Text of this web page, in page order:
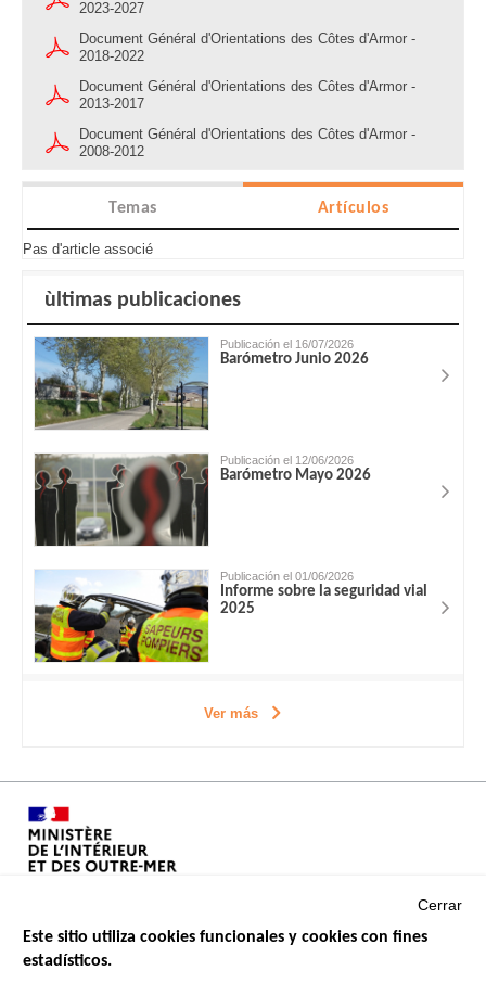
2023-2027
Document Général d'Orientations des Côtes d'Armor -
2018-2022
Document Général d'Orientations des Côtes d'Armor -
2013-2017
Document Général d'Orientations des Côtes d'Armor -
2008-2012
Temas Artículos
Pas d'article associé
ùltimas publicaciones
Publicación el 16/07/2026
Barómetro Junio 2026
Publicación el 12/06/2026
Barómetro Mayo 2026
Publicación el 01/06/2026
Informe sobre la seguridad vial
2025
Ver más
Cerrar
Este sitio utiliza cookies funcionales y cookies con fines
estadísticos.